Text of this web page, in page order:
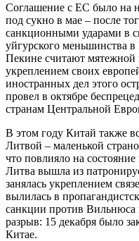
Соглашение с ЕС было на
под сукно в мае – после
санкционными ударами в
уйгурского меньшинства
Пекине считают мятежной
укреплением своих
иностранных дел этого
провел в октябре
странам Центральной
В этом году Китай также
Литвой – маленькой
что повлияло на
Литва вышла из
занялась укреплением
вылилась в
санкции против Вильнюса
разрыв: 15 декабря было
Китае.